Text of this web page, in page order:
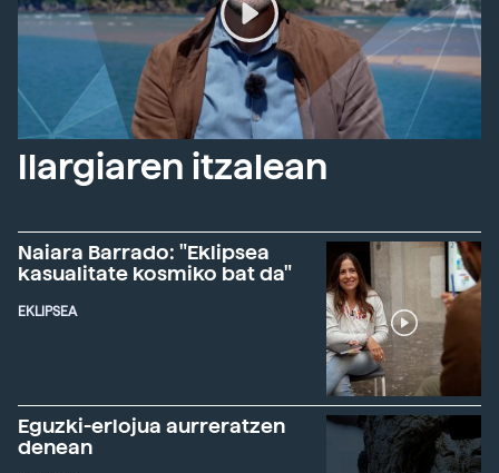
Ilargiaren itzalean
Naiara Barrado: "Eklipsea
kasualitate kosmiko bat da"
EKLIPSEA
Eguzki-erlojua aurreratzen
denean